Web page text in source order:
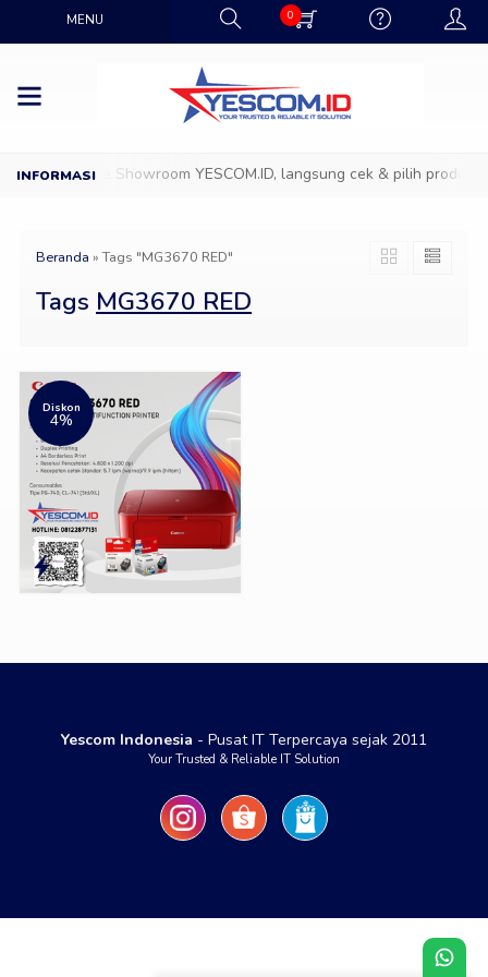
MENU 0
Datang ke Showroom YESCOM.ID, langsung cek & pilih produk
Beranda »Tags "MG3670 RED"
Tags MG3670 RED
Diskon
4%
Yescom Indonesia - Pusat IT Terpercaya sejak 2011
Your Trusted & Reliable IT Solution